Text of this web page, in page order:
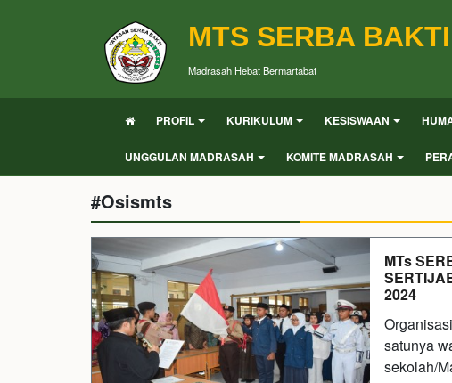
MTS SERBA BAKTI
Madrasah Hebat Bermartabat
PROFIL KURIKULUM KESISWAAN
UNGGULAN MADRASAH KOMITE MADRASAH
#Osismts
MTs
2024
satunya
sekolah/